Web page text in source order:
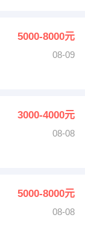
5000-8000元
08-09
3000-4000元
08-08
5000-8000元
08-08